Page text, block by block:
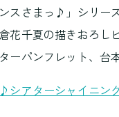
スさまっ♪」シリー
花千夏の描きおろし
ーパンフレット、台
アターシャイニン